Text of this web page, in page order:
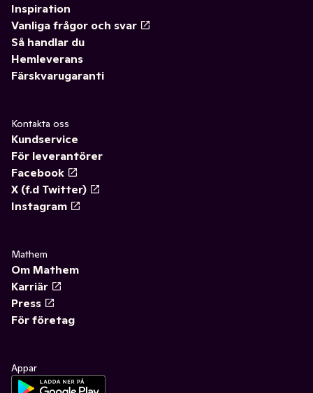
Inspiration
Vanliga frågor och svar
Så handlar du
Hemleverans
Färskvarugaranti
Kontakta oss
Kundservice
För leverantörer
Facebook
X (f.d Twitter)
Instagram
Mathem
Om Mathem
Karriär
Press
För företag
Appar